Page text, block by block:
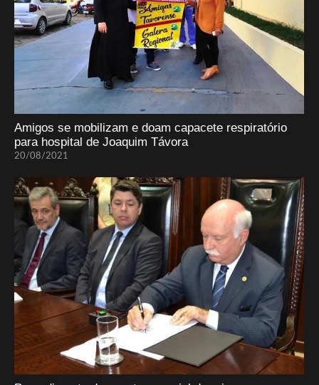
Amigos se mobilizam e doam capacete respiratório
para hospital de Joaquim Távora
20/08/2021